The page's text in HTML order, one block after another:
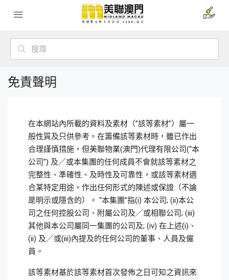
免責聲明
在本網站內所載的資料及素材（”該等素材”）屬一
般性質及只供參考。在籌備該等素材時，雖已作出
合理謹慎措施，但美聯物業(澳門)代理有限公司(“本
公司”) 及／或本集團的任何成員不會就該等素材之
完整性、準確性、及時性及可靠性，或該等素材適
合某特定用途，作出任何形式的陳述或保證（不論
是明示或隱含的）。 “本集團”指(i) 本公司; (ii)本公
司之任何控股公司、附屬公司及／或相聯公司; (iii)
其他與本公司屬同一集團的公司及; (iv) 在上述(i)、
(ii) 及／或(iii)內提及的任何公司的董事、人員及僱
員。
該等素材基於該等素材首次發佈之日可知之資訊來